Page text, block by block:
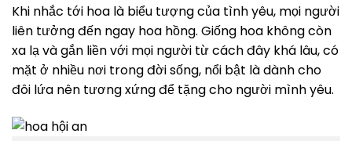
Khi nhắc tới hoa là biểu tượng của tình yêu, mọi người
liên tưởng đến ngay hoa hồng. Giống hoa không còn
xa lạ và gắn liền với mọi người từ cách đây khá lâu, có
mặt ở nhiều nơi trong đời sống, nổi bật là dành cho
đôi lứa nên tương xứng để tặng cho người mình yêu.